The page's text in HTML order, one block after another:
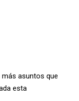
más asuntos que
esta